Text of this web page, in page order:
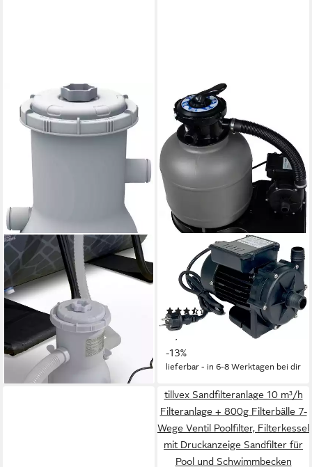
EXIT
Filterpumpen,
Durchflussmenge 2006 l/h
59,00 €
lieferbar - in 5-6 Werktagen bei dir
Sandfilteranlage Eurostar,
Pumpenleistung maximal 6
m³/h, Filterleistung 4 m³/h
(8)
148,30 €
169,90 €
mtl. in 12 Raten
-13%
lieferbar - in 6-8 Werktagen bei dir
tillvex Sandfilteranlage 10 m³/h
Filteranlage + 800g Filterbälle 7-
Wege Ventil Poolfilter, Filterkessel
mit Druckanzeige Sandfilter für
Pool und Schwimmbecken